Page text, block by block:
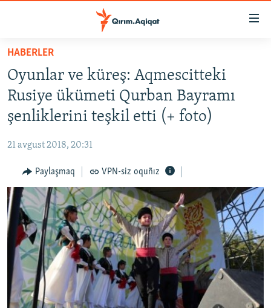
Esas
qaytmaq
Baş
navigatsiyağa
qaytmaq
Qıdıruvğa
qaytmaq
HABERLER
SİYASET
İQTİSADİYAT
MEDENİYET
İNSAN AQLARI
VİDEO
SÜRET
BLOGLAR
FİKİR
Русский
HABERLER
Oyunlar ve küreş: Aqmescitteki
Rusiye ükümeti Qurban Bayramı
şenliklerini teşkil etti (+ foto)
21 avgust 2018, 20:31
Paylaşmaq VPN-siz oquñız